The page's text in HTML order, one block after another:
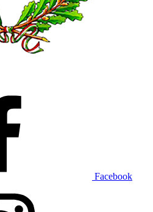
Facebook